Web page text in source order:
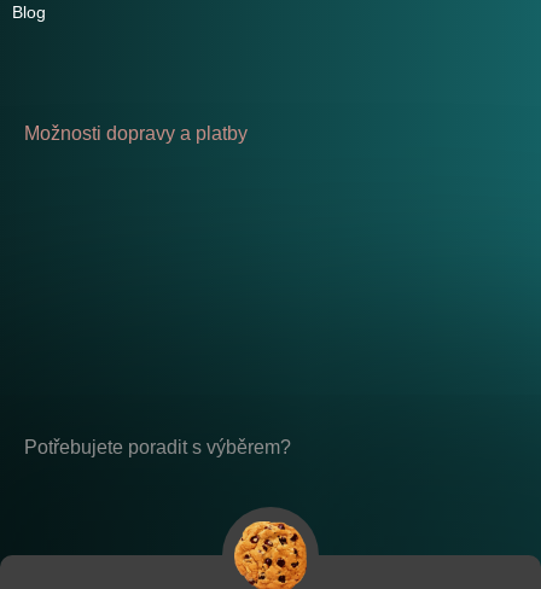
Blog
Možnosti dopravy a platby
Potřebujete poradit s výběrem?
placeholder-nemazat